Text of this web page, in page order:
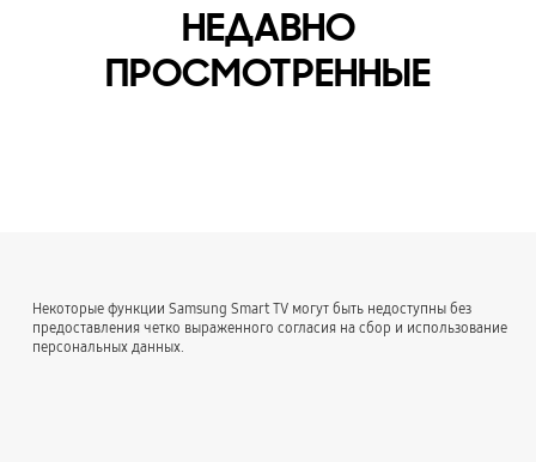
НЕДАВНО
ПРОСМОТРЕННЫЕ
Некоторые функции Samsung Smart TV могут быть недоступны без
предоставления четко выраженного согласия на сбор и использование
персональных данных.